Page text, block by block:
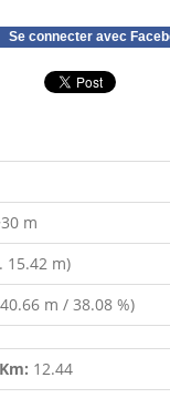
Se connecter avec
m
m)
m / 38.08 %)
12.44